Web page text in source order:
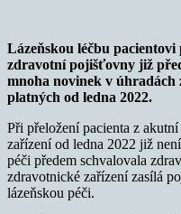
Lázeňskou léčbu
zdravotní pojišťovny již
mnoha novinek v úhradách
platných od ledna 2022.
Při přeložení pacienta z
zařízení od ledna 2022 již
péči předem schvalovala
zdravotnické zařízení zasílá
lázeňskou péči.